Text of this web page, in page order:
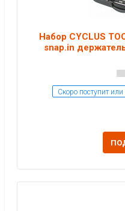
Набор CYCLUS
snap.in
Скоро поступит или